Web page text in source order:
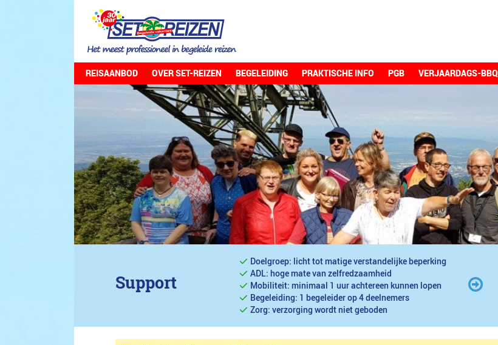
REISAANBOD OVER SET-REIZEN BEGELEIDING PRAKTISCHE INFO PGB VERJAARDAGS-BBQ
Support
Doelgroep: licht tot matige verstandelijke beperking
ADL: hoge mate van zelfredzaamheid
Mobiliteit: minimaal 1 uur achtereen kunnen lopen
Begeleiding: 1 begeleider op 4 deelnemers
Zorg: verzorging wordt niet geboden